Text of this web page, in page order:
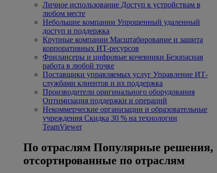
Личное использование Доступ к устройствам в
любом месте
Небольшие компании Упрощенный удаленный
доступ и поддержка
Крупные компании Масштабирование и защита
корпоративных ИТ-ресурсов
Фрилансеры и цифровые кочевники Безопасная
работа в любой точке
Поставщики управляемых услуг Управление ИТ-
службами клиентов и их поддержка
Производители оригинального оборудования
Оптимизация поддержки и операций
Некоммерческие организации и образовательные
учреждения Скидка 30 % на технологии
TeamViewer
По отраслям Популярные решения,
отсортированные по отраслям